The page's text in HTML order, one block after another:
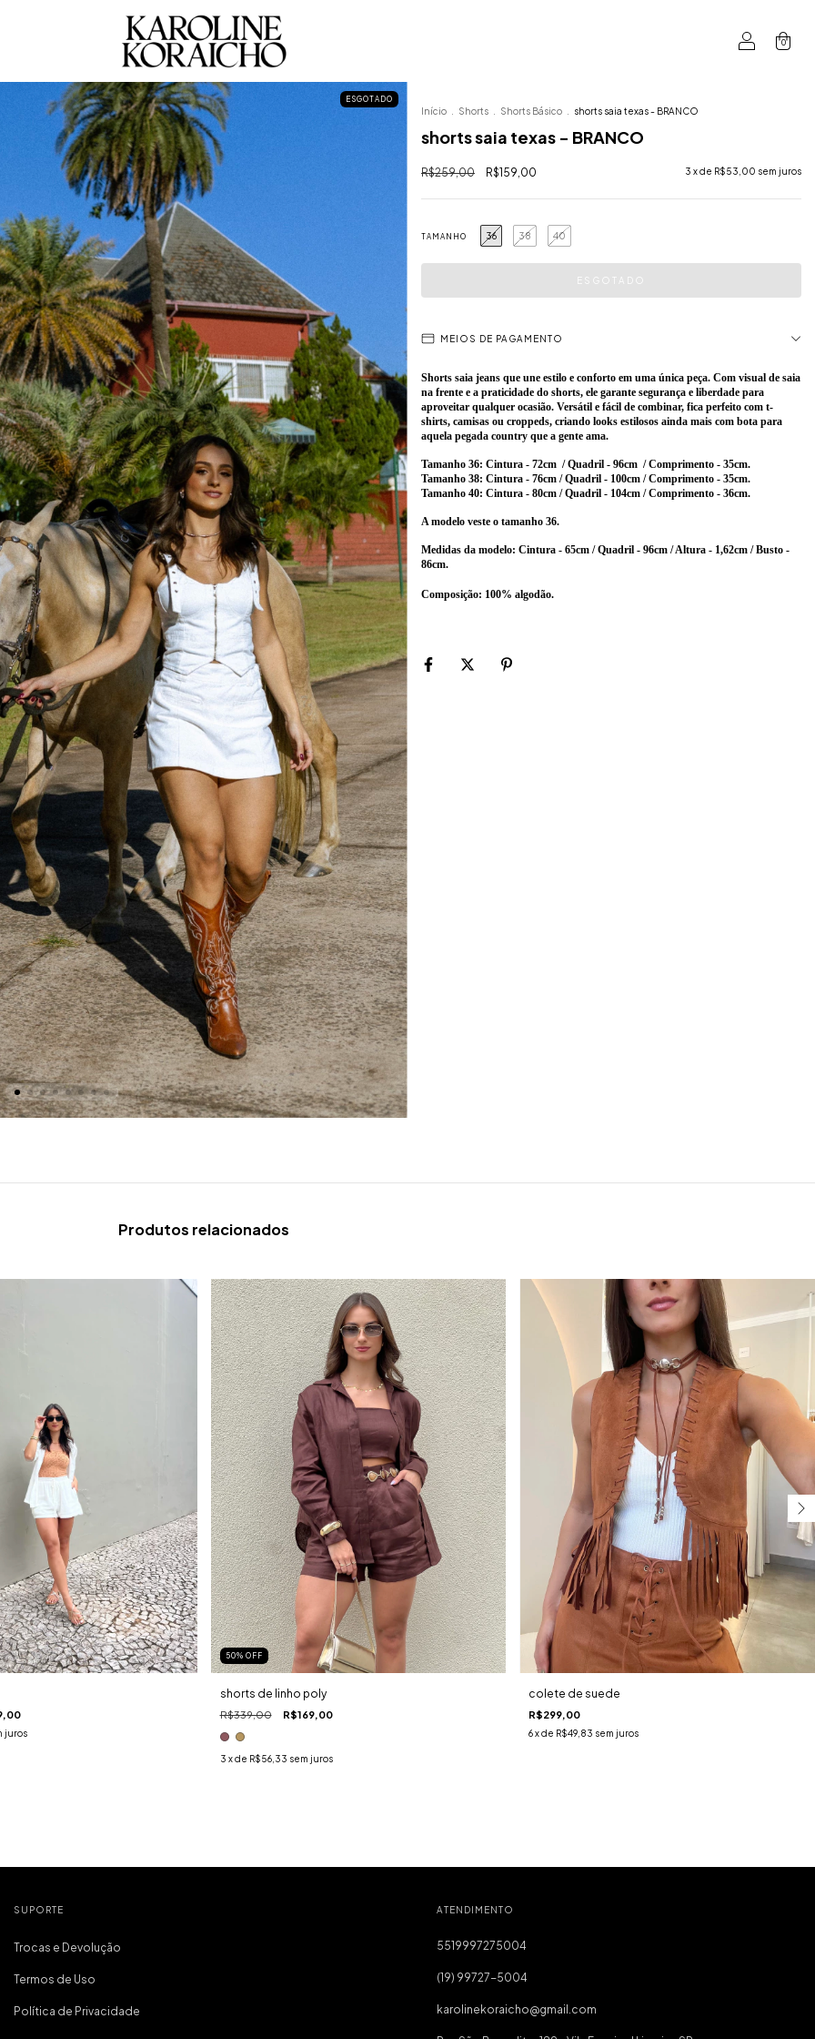
0
ESGOTADO
Início Shorts Shorts Básico shorts saia texas - BRANCO
shorts saia texas - BRANCO
R$259,00 R$159,00 3 x de R$53,00 sem juros
TAMANHO 36 38 40
MEIOS DE PAGAMENTO
Shorts saia jeans que une estilo e conforto em uma única peça. Com visual de saia
na frente e a praticidade do shorts, ele garante segurança e liberdade para
aproveitar qualquer ocasião. Versátil e fácil de combinar, fica perfeito com t-
shirts, camisas ou croppeds, criando looks estilosos ainda mais com bota para
aquela pegada country que a gente ama.
Tamanho 36: Cintura - 72cm / Quadril - 96cm / Comprimento - 35cm.
Tamanho 38: Cintura - 76cm / Quadril - 100cm / Comprimento - 35cm.
Tamanho 40: Cintura - 80cm / Quadril - 104cm / Comprimento - 36cm.
A modelo veste o tamanho 36.
Medidas da modelo: Cintura - 65cm / Quadril - 96cm / Altura - 1,62cm / Busto -
86cm.
Composição: 100% algodão.
Produtos relacionados
juros
50% OFF
shorts de linho poly
R$339,00 R$169,00
3 x de R$56,33 sem juros
colete de suede
R$299,00
6x de R$49,83 sem juros
SUPORTE
Trocas e Devolução
Termos de Uso
Política de Privacidade
ATENDIMENTO
5519997275004
(19) 99727-5004
karolinekoraicho@gmail.com